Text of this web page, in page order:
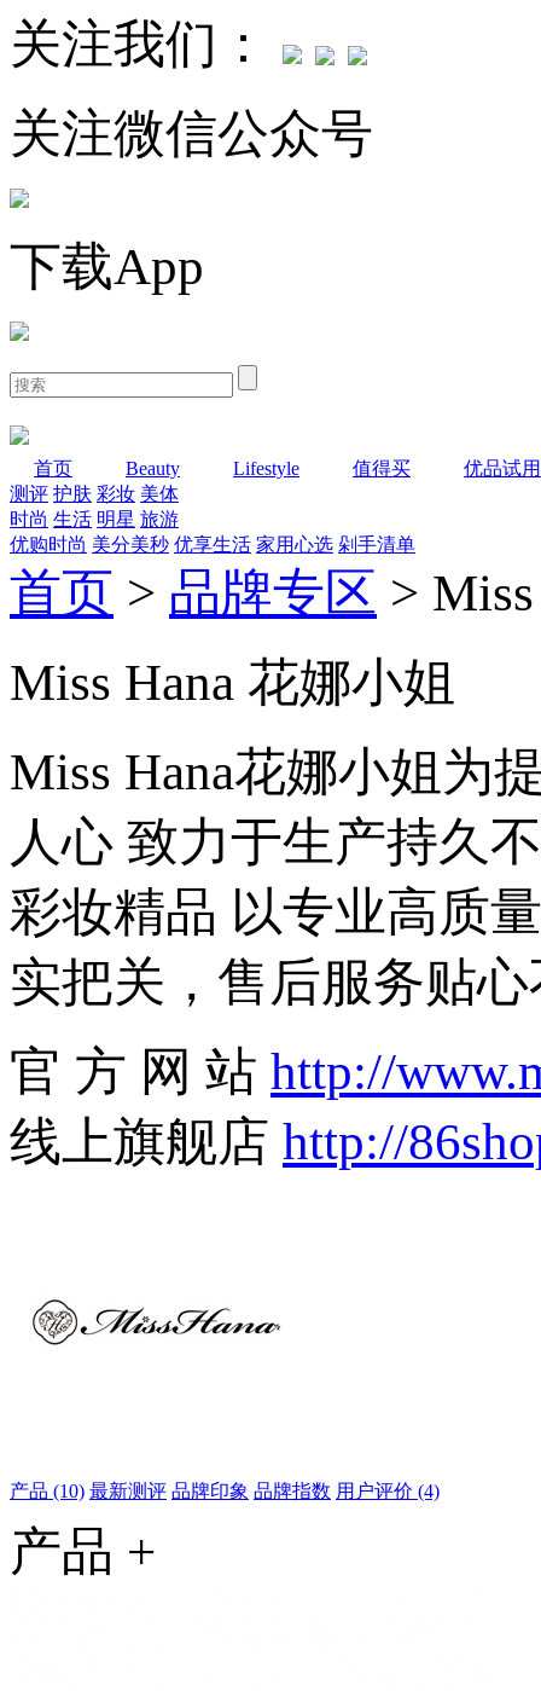
关注我们：
关注微信公众号
下载App
首页 Beauty Lifestyle 值得买
优品试用
测评 护肤 彩妆 美体
时尚 生活 明星 旅游
优购时尚 美分美秒 优享生活 家用心选 剁手清单
首页 > 品牌专区 >
Miss Hana 花娜小姐
Miss Hana花娜小姐为
人心 致力于生产持久
彩妆精品 以专业高质
实把关，售后服务贴
官 方 网 站 http://
线上旗舰店 http://
产品 (10) 最新测评 品牌印象 品牌指数 用户评价 (4)
产品 +